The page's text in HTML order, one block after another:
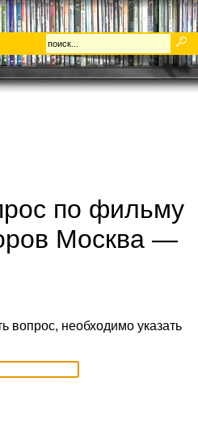
по фильму
Москва —
вопрос, необходимо указать